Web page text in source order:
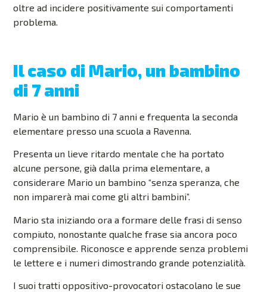
oltre ad incidere positivamente sui comportamenti
problema.
Il caso di Mario, un bambino
di 7 anni
Mario è un bambino di 7 anni e frequenta la seconda
elementare presso una scuola a Ravenna.
Presenta un lieve ritardo mentale che ha portato
alcune persone, già dalla prima elementare, a
considerare Mario un bambino “senza speranza, che
non imparerà mai come gli altri bambini”.
Mario sta iniziando ora a formare delle frasi di senso
compiuto, nonostante qualche frase sia ancora poco
comprensibile. Riconosce e apprende senza problemi
le lettere e i numeri dimostrando grande potenzialità.
I suoi tratti oppositivo-provocatori ostacolano le sue